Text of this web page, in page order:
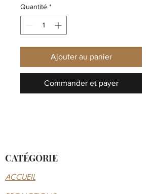
Quantité *
Ajouter au panier
Commander et payer
CATÉGORIE
ACCUEIL